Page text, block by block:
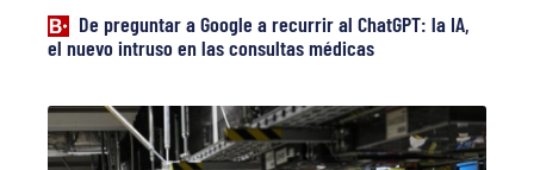
De preguntar a Google a recurrir al ChatGPT: la IA,
el nuevo intruso en las consultas médicas